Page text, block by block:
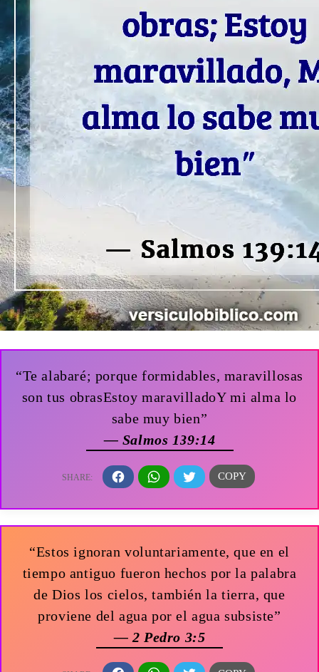
“Te alabaré; porque formidables, maravillosas
son tus obrasEstoy maravilladoY mi alma lo
sabe muy bien”
— Salmos 139:14
“Estos ignoran voluntariamente, que en el
tiempo antiguo fueron hechos por la palabra
de Dios los cielos, también la tierra, que
proviene del agua por el agua subsiste”
— 2 Pedro 3:5